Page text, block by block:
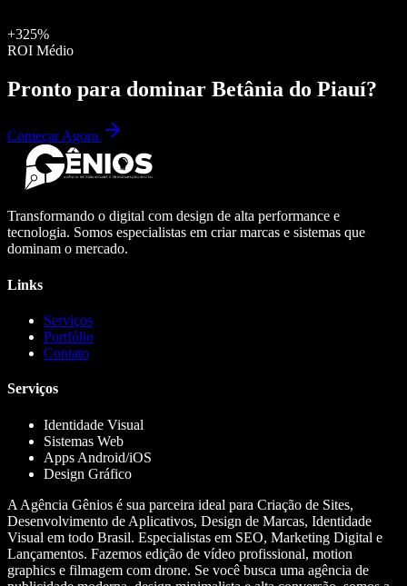
+325%
ROI Médio
Pronto para dominar Betânia do Piauí?
Começar Agora
Transformando o digital com design de alta performance e
tecnologia. Somos especialistas em criar marcas e sistemas que
dominam o mercado.
Links
Serviços
Portfólio
Contato
Serviços
Identidade Visual
Sistemas Web
Apps Android/iOS
Design Gráfico
A Agência Gênios é sua parceira ideal para Criação de Sites,
Desenvolvimento de Aplicativos, Design de Marcas, Identidade
Visual em todo Brasil. Especialistas em SEO, Marketing Digital e
Lançamentos. Fazemos edição de vídeo profissional, motion
graphics e filmagem com drone. Se você busca uma agência de